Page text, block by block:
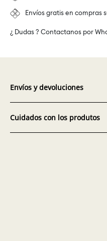
Envíos gratis en compras
¿ Dudas ? Contactanos por
Envíos y devoluciones
Cuidados con los produtos